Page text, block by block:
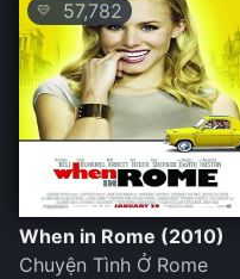
💛 57,782
When in Rome (2010)
Chuyện Tình Ở Rome